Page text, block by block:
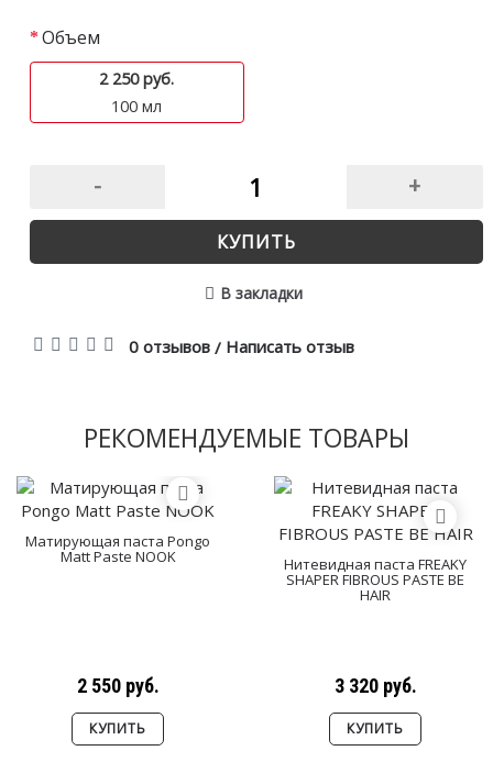
Объем
2 250 руб.
100 мл
- +
КУПИТЬ
В закладки
0 отзывов/ Написать отзыв
РЕКОМЕНДУЕМЫЕ ТОВАРЫ
Матирующая паста Pongo
Matt Paste NOOK
2 550 руб.
КУПИТЬ
Нитевидная паста FREAKY
SHAPER FIBROUS PASTE BE
HAIR
3 320 руб.
КУПИТЬ